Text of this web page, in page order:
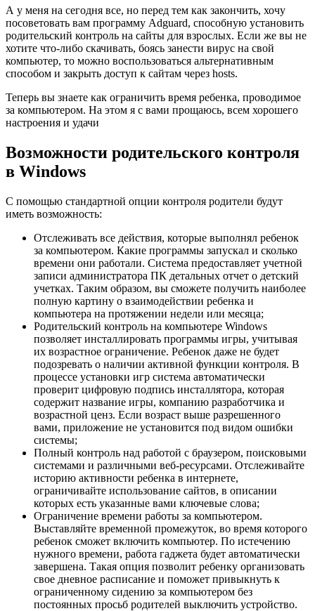
А у меня на сегодня все, но перед тем как закончить, хочу
посоветовать вам программу Adguard, способную установить
родительский контроль на сайты для взрослых. Если же вы не
хотите что-либо скачивать, боясь занести вирус на свой
компьютер, то можно воспользоваться альтернативным
способом и закрыть доступ к сайтам через hosts.
Теперь вы знаете как ограничить время ребенка, проводимое
за компьютером. На этом я с вами прощаюсь, всем хорошего
настроения и удачи
Возможности родительского контроля
в Windows
С помощью стандартной опции контроля родители будут
иметь возможность:
Отслеживать все действия, которые выполнял ребенок
за компьютером. Какие программы запускал и сколько
времени они работали. Система предоставляет учетной
записи администратора ПК детальных отчет о детский
учетках. Таким образом, вы сможете получить наиболее
полную картину о взаимодействии ребенка и
компьютера на протяжении недели или месяца;
Родительский контроль на компьютере Windows
позволяет инсталлировать программы игры, учитывая
их возрастное ограничение. Ребенок даже не будет
подозревать о наличии активной функции контроля. В
процессе установки игр система автоматически
проверит цифровую подпись инсталлятора, которая
содержит название игры, компанию разработчика и
возрастной ценз. Если возраст выше разрешенного
вами, приложение не установится под видом ошибки
системы;
Полный контроль над работой с браузером, поисковыми
системами и различными веб-ресурсами. Отслеживайте
историю активности ребенка в интернете,
ограничивайте использование сайтов, в описании
которых есть указанные вами ключевые слова;
Ограничение времени работы за компьютером.
Выставляйте временной промежуток, во время которого
ребенок сможет включить компьютер. По истечению
нужного времени, работа гаджета будет автоматически
завершена. Такая опция позволит ребенку организовать
свое дневное расписание и поможет привыкнуть к
ограниченному сидению за компьютером без
постоянных просьб родителей выключить устройство.